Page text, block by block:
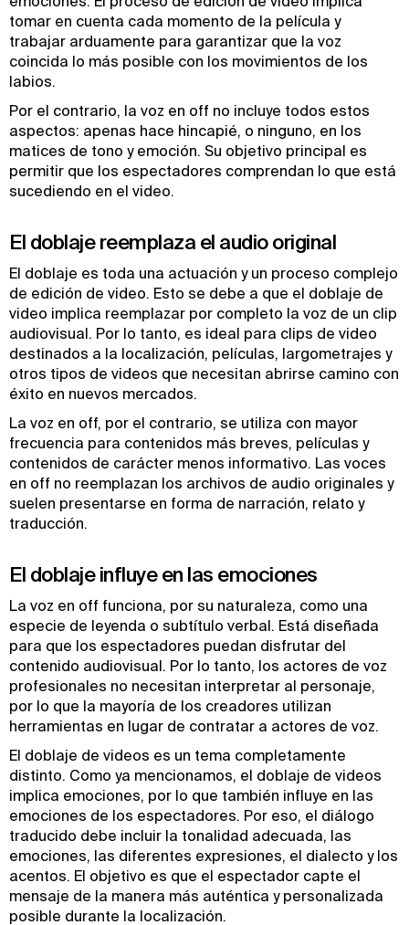
tomar en cuenta cada momento de la película y
trabajar arduamente para garantizar que la voz
coincida lo más posible con los movimientos de los
labios.
Por el contrario, la voz en off no incluye todos estos
aspectos: apenas hace hincapié, o ninguno, en los
matices de tono y emoción. Su objetivo principal es
permitir que los espectadores comprendan lo que está
sucediendo en el video.
El doblaje reemplaza el audio original
El doblaje es toda una actuación y un proceso complejo
de edición de video. Esto se debe a que el doblaje de
video implica reemplazar por completo la voz de un clip
audiovisual. Por lo tanto, es ideal para clips de video
destinados a la localización, películas, largometrajes y
otros tipos de videos que necesitan abrirse camino con
éxito en nuevos mercados.
La voz en off, por el contrario, se utiliza con mayor
frecuencia para contenidos más breves, películas y
contenidos de carácter menos informativo. Las voces
en off no reemplazan los archivos de audio originales y
suelen presentarse en forma de narración, relato y
traducción.
El doblaje influye en las emociones
La voz en off funciona, por su naturaleza, como una
especie de leyenda o subtítulo verbal. Está diseñada
para que los espectadores puedan disfrutar del
contenido audiovisual. Por lo tanto, los actores de voz
profesionales no necesitan interpretar al personaje,
por lo que la mayoría de los creadores utilizan
herramientas en lugar de contratar a actores de voz.
El doblaje de videos es un tema completamente
distinto. Como ya mencionamos, el doblaje de videos
implica emociones, por lo que también influye en las
emociones de los espectadores. Por eso, el diálogo
traducido debe incluir la tonalidad adecuada, las
emociones, las diferentes expresiones, el dialecto y los
acentos. El objetivo es que el espectador capte el
mensaje de la manera más auténtica y personalizada
posible durante la localización.